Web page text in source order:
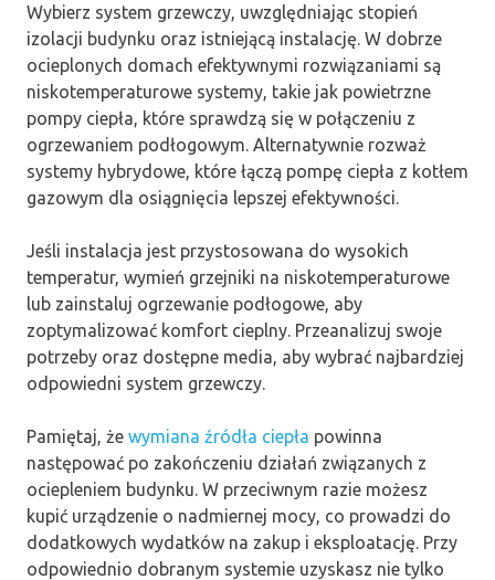
Wybierz system grzewczy, uwzględniając stopień
izolacji budynku oraz istniejącą instalację. W dobrze
ocieplonych domach efektywnymi rozwiązaniami są
niskotemperaturowe systemy, takie jak powietrzne
pompy ciepła, które sprawdzą się w połączeniu z
ogrzewaniem podłogowym. Alternatywnie rozważ
systemy hybrydowe, które łączą pompę ciepła z kotłem
gazowym dla osiągnięcia lepszej efektywności.
Jeśli instalacja jest przystosowana do wysokich
temperatur, wymień grzejniki na niskotemperaturowe
lub zainstaluj ogrzewanie podłogowe, aby
zoptymalizować komfort cieplny. Przeanalizuj swoje
potrzeby oraz dostępne media, aby wybrać najbardziej
odpowiedni system grzewczy.
Pamiętaj, że wymiana źródła ciepła powinna
następować po zakończeniu działań związanych z
ociepleniem budynku. W przeciwnym razie możesz
kupić urządzenie o nadmiernej mocy, co prowadzi do
dodatkowych wydatków na zakup i eksploatację. Przy
odpowiednio dobranym systemie uzyskasz nie tylko